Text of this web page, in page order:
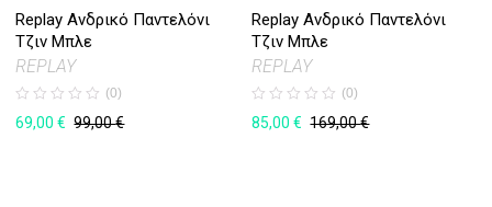
Replay Ανδρικό Παντελόνι
Τζιν Μπλε
REPLAY
(0)
69,00€ 99,00€
Replay Ανδρικό Παντελόνι
Τζιν Μπλε
REPLAY
(0)
85,00€ 169,00€